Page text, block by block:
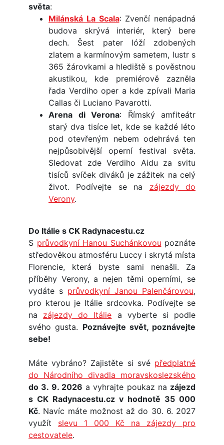
světa:
Milánská La Scala: Zvenčí nenápadná
budova skrývá interiér, který bere
dech. Šest pater lóží zdobených
zlatem a karmínovým sametem, lustr s
365 žárovkami a hlediště s pověstnou
akustikou, kde premiérově zazněla
řada Verdiho oper a kde zpívali Maria
Callas či Luciano Pavarotti.
Arena di Verona: Římský amfiteátr
starý dva tisíce let, kde se každé léto
pod otevřeným nebem odehrává ten
nejpůsobivější operní festival světa.
Sledovat zde Verdiho Aidu za svitu
tisíců svíček diváků je zážitek na celý
život. Podívejte se na zájezdy do
Verony.
Do Itálie s CK Radynacestu.cz
S průvodkyní Hanou Suchánkovou poznáte
středověkou atmosféru Luccy i skrytá místa
Florencie, která byste sami nenašli. Za
příběhy Verony, a nejen těmi operními, se
vydáte s průvodkyní Janou Palenčárovou,
pro kterou je Itálie srdcovka. Podívejte se
na zájezdy do Itálie a vyberte si podle
svého gusta. Poznávejte svět, poznávejte
sebe!
Máte vybráno? Zajistěte si své předplatné
do Národního divadla moravskoslezského
do 3. 9. 2026 a vyhrajte poukaz na zájezd
s CK Radynacestu.cz v hodnotě 35 000
Kč. Navíc máte možnost až do 30. 6. 2027
využít slevu 1 000 Kč na zájezdy pro
cestovatele.